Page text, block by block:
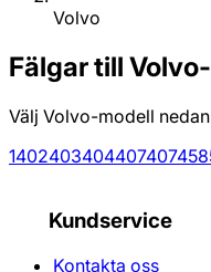
Volvo
Fälgar till
Välj Volvo-modell
140240340440740745
Kundservice
Kontakta oss